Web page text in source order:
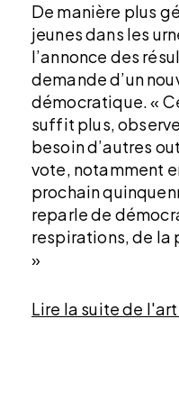
De manière plus
jeunes dans les
l’annonce des
demande d’un
démocratique. «
suffit plus,
besoin d’autres
vote, notamment
prochain
reparle de
respirations, de
»
Lire la suite de